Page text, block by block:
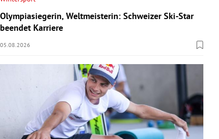
Olympiasiegerin, Weltmeisterin: Schweizer Ski-Star
beendet Karriere
05.08.2026